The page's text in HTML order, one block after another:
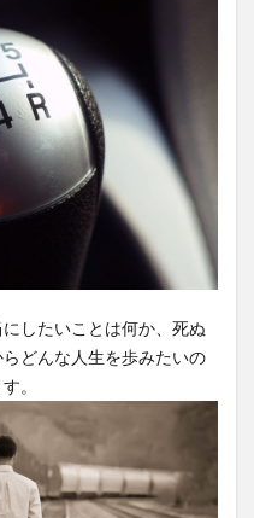
したいことは何か、死ぬ
どんな人生を歩みたいの
。